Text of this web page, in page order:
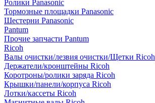
Ролики Panasonic
Тормозные площадки Panasonic
Шестерни Panasonic
Pantum
Прочие запчасти Pantum
Ricoh
Валы очистки/лезвия очистки/Щетки Ricoh
Держатели/кронштейны Ricoh
Коротроны/ролики заряда Ricoh
Крышки/панели/корпуса Ricoh
Лотки/кассеты Ricoh